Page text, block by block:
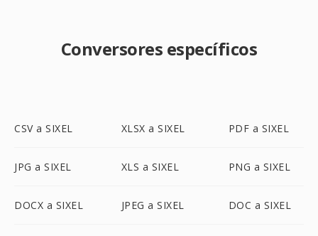
Conversores específicos
CSV a SIXEL XLSX a SIXEL PDF a SIXEL
JPG a SIXEL XLS a SIXEL PNG a SIXEL
DOCX a SIXEL JPEG a SIXEL DOC a SIXEL